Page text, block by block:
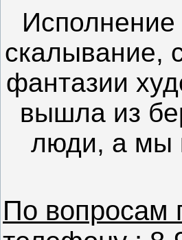
скалывание,
фантазии
вышла из
люди, а мы
По вопросам